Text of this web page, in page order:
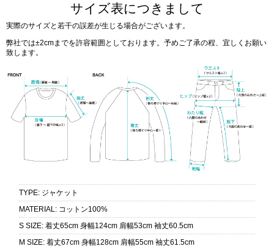
サイズ表につきまして
実際のサイズと若干の誤差が生じる場合がございます。
弊社では±2cmまでを許容範囲としております。予めご了承の程、宜しくお願い
致します。
TYPE: ジャケット
MATERIAL: コットン100%
S SIZE: 着丈65cm 身幅124cm 肩幅53cm 袖丈60.5cm
M SIZE: 着丈67cm 身幅128cm 肩幅55cm 袖丈61.5cm